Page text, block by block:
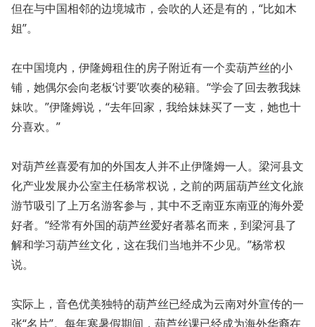
但在与中国相邻的边境城市，会吹的人还是有的，“比如木
姐”。
在中国境内，伊隆姆租住的房子附近有一个卖葫芦丝的小
铺，她偶尔会向老板‘讨要’吹奏的秘籍。“学会了回去教我妹
妹吹。”伊隆姆说，“去年回家，我给妹妹买了一支，她也十
分喜欢。”
对葫芦丝喜爱有加的外国友人并不止伊隆姆一人。梁河县文
化产业发展办公室主任杨常权说，之前的两届葫芦丝文化旅
游节吸引了上万名游客参与，其中不乏南亚东南亚的海外爱
好者。“经常有外国的葫芦丝爱好者慕名而来，到梁河县了
解和学习葫芦丝文化，这在我们当地并不少见。”杨常权
说。
实际上，音色优美独特的葫芦丝已经成为云南对外宣传的一
张“名片”。每年寒暑假期间，葫芦丝课已经成为海外华裔在